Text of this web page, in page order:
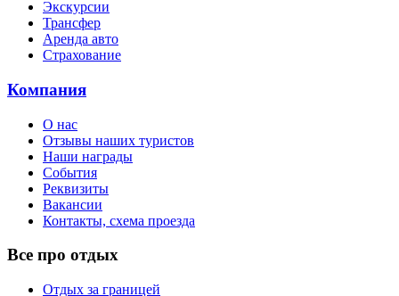
Экскурсии
Трансфер
Аренда авто
Страхование
Компания
О нас
Отзывы наших туристов
Наши награды
События
Реквизиты
Вакансии
Контакты, схема проезда
Все про отдых
Отдых за границей